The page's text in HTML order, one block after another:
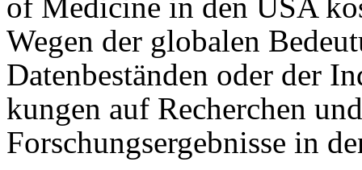
Wegen der globalen
Datenbeständen oder der
kungen auf Recherchen
Forschungsergebnisse in